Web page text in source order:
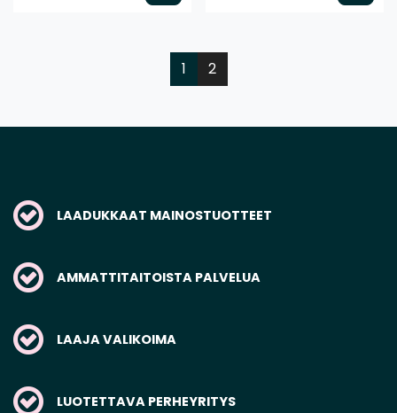
1 2
LAADUKKAAT MAINOSTUOTTEET
AMMATTITAITOISTA PALVELUA
LAAJA VALIKOIMA
LUOTETTAVA PERHEYRITYS